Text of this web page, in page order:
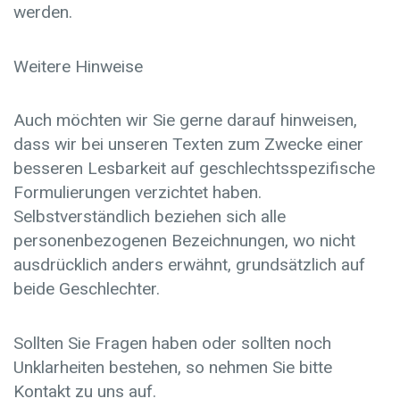
werden.
Weitere Hinweise
Auch möchten wir Sie gerne darauf hinweisen,
dass wir bei unseren Texten zum Zwecke einer
besseren Lesbarkeit auf geschlechtsspezifische
Formulierungen verzichtet haben.
Selbstverständlich beziehen sich alle
personenbezogenen Bezeichnungen, wo nicht
ausdrücklich anders erwähnt, grundsätzlich auf
beide Geschlechter.
Sollten Sie Fragen haben oder sollten noch
Unklarheiten bestehen, so nehmen Sie bitte
Kontakt zu uns auf.